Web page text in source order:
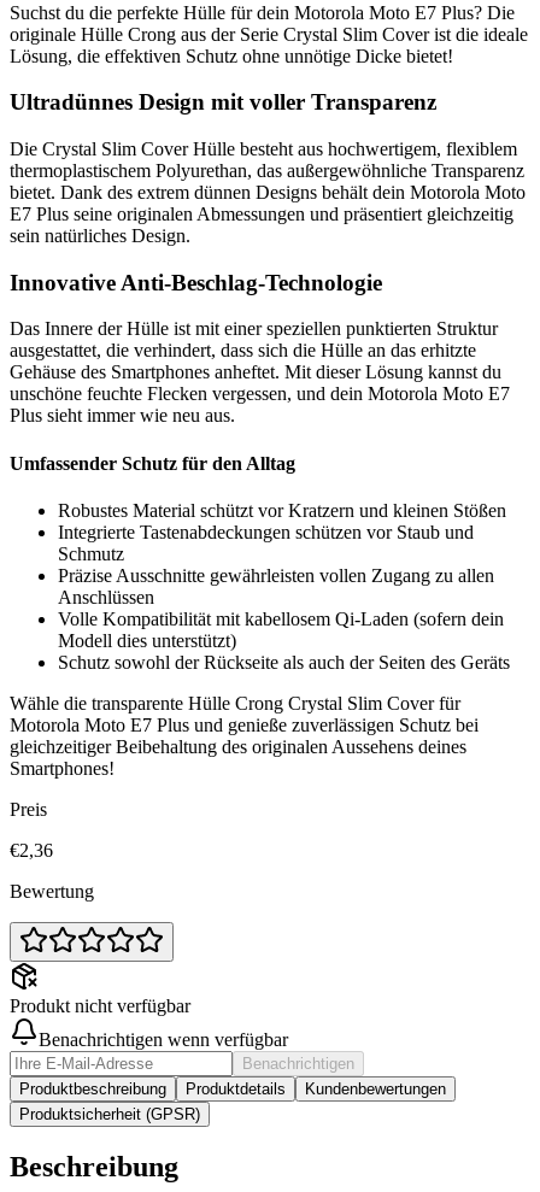
Suchst du die perfekte Hülle für dein Motorola Moto E7 Plus? Die
originale Hülle Crong aus der Serie Crystal Slim Cover ist die ideale
Lösung, die effektiven Schutz ohne unnötige Dicke bietet!
Ultradünnes Design mit voller Transparenz
Die Crystal Slim Cover Hülle besteht aus hochwertigem, flexiblem
thermoplastischem Polyurethan, das außergewöhnliche Transparenz
bietet. Dank des extrem dünnen Designs behält dein Motorola Moto
E7 Plus seine originalen Abmessungen und präsentiert gleichzeitig
sein natürliches Design.
Innovative Anti-Beschlag-Technologie
Das Innere der Hülle ist mit einer speziellen punktierten Struktur
ausgestattet, die verhindert, dass sich die Hülle an das erhitzte
Gehäuse des Smartphones anheftet. Mit dieser Lösung kannst du
unschöne feuchte Flecken vergessen, und dein Motorola Moto E7
Plus sieht immer wie neu aus.
Umfassender Schutz für den Alltag
Robustes Material schützt vor Kratzern und kleinen Stößen
Integrierte Tastenabdeckungen schützen vor Staub und
Schmutz
Präzise Ausschnitte gewährleisten vollen Zugang zu allen
Anschlüssen
Volle Kompatibilität mit kabellosem Qi-Laden (sofern dein
Modell dies unterstützt)
Schutz sowohl der Rückseite als auch der Seiten des Geräts
Wähle die transparente Hülle Crong Crystal Slim Cover für
Motorola Moto E7 Plus und genieße zuverlässigen Schutz bei
gleichzeitiger Beibehaltung des originalen Aussehens deines
Smartphones!
Preis
€2,36
Bewertung
Produkt nicht verfügbar
Benachrichtigen wenn verfügbar
Benachrichtigen
Produktbeschreibung
Produktdetails
Kundenbewertungen
Produktsicherheit (GPSR)
Beschreibung